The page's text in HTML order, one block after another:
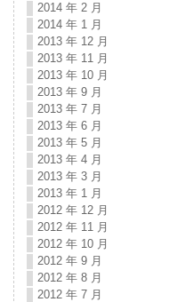
2014 年 2 月
2014 年 1 月
2013 年 12 月
2013 年 11 月
2013 年 10 月
2013 年 9 月
2013 年 7 月
2013 年 6 月
2013 年 5 月
2013 年 4 月
2013 年 3 月
2013 年 1 月
2012 年 12 月
2012 年 11 月
2012 年 10 月
2012 年 9 月
2012 年 8 月
2012 年 7 月